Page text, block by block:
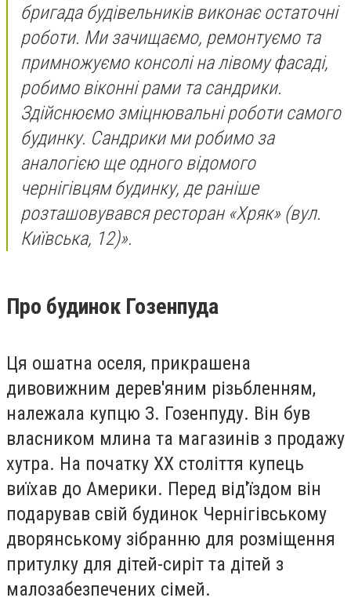
бригада будівельників виконає остаточні
роботи. Ми зачищаємо, ремонтуємо та
примножуємо консолі на лівому фасаді,
робимо віконні рами та сандрики.
Здійснюємо зміцнювальні роботи самого
будинку. Сандрики ми робимо за
аналогією ще одного відомого
чернігівцям будинку, де раніше
розташовувався ресторан «Хряк» (вул.
Київська, 12)».
Про будинок Гозенпуда
Ця ошатна оселя, прикрашена
дивовижним дерев'яним різьбленням,
належала купцю З. Гозенпуду. Він був
власником млина та магазинів з продажу
хутра. На початку XX століття купець
виїхав до Америки. Перед від'їздом він
подарував свій будинок Чернігівському
дворянському зібранню для розміщення
притулку для дітей-сиріт та дітей з
малозабезпечених сімей.